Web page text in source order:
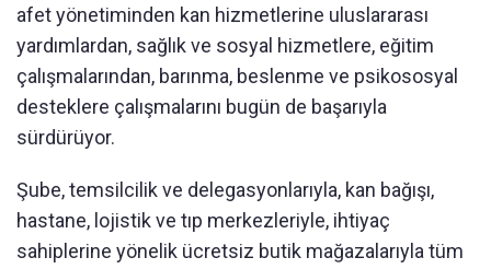
afet yönetiminden kan hizmetlerine uluslararası
yardımlardan, sağlık ve sosyal hizmetlere, eğitim
çalışmalarından, barınma, beslenme ve psikososyal
desteklere çalışmalarını bugün de başarıyla
sürdürüyor.
Şube, temsilcilik ve delegasyonlarıyla, kan bağışı,
hastane, lojistik ve tıp merkezleriyle, ihtiyaç
sahiplerine yönelik ücretsiz butik mağazalarıyla tüm